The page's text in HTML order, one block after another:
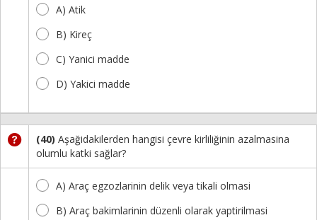
A) Atik
B) Kireç
C) Yanici madde
D) Yakici madde
(40) Aşağidakilerden hangisi çevre kirliliğinin azalmasina
olumlu katki sağlar?
A) Araç egzozlarinin delik veya tikali olmasi
B) Araç bakimlarinin düzenli olarak yaptirilmasi